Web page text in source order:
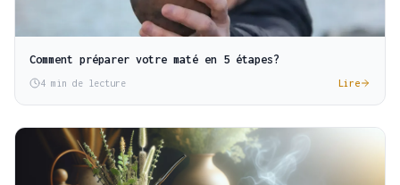
Comment préparer votre maté en 5 étapes?
4 min de lecture Lire